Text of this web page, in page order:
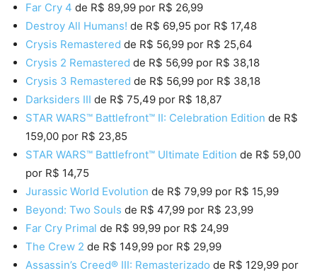
Far Cry 4 de R$ 89,99 por R$ 26,99
Destroy All Humans! de R$ 69,95 por R$ 17,48
Crysis Remastered de R$ 56,99 por R$ 25,64
Crysis 2 Remastered de R$ 56,99 por R$ 38,18
Crysis 3 Remastered de R$ 56,99 por R$ 38,18
Darksiders III de R$ 75,49 por R$ 18,87
STAR WARS™ Battlefront™ II: Celebration Edition de R$
159,00 por R$ 23,85
STAR WARS™ Battlefront™ Ultimate Edition de R$ 59,00
por R$ 14,75
Jurassic World Evolution de R$ 79,99 por R$ 15,99
Beyond: Two Souls de R$ 47,99 por R$ 23,99
Far Cry Primal de R$ 99,99 por R$ 24,99
The Crew 2 de R$ 149,99 por R$ 29,99
Assassin’s Creed® III: Remasterizado de R$ 129,99 por